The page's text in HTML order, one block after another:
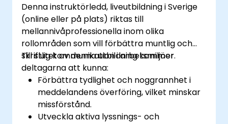
samarbete på arbetsplatsen.
Denna instruktörledd, liveutbildning i Sverige
(online eller på plats) riktas till
mellannivåprofessionella inom olika
rollområden som vill förbättra muntlig och
skriftlig kommunikation i arbetsmiljöer.
Till slutet av denna utbildning kommer
deltagarna att kunna:
Förbättra tydlighet och noggrannhet i
meddelandens överföring, vilket minskar
missförstånd.
Utveckla aktiva lyssnings- och